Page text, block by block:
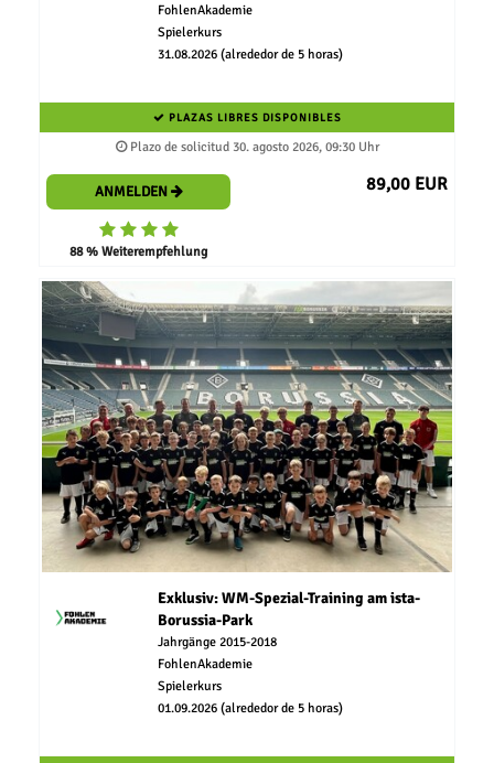
FohlenAkademie
Spielerkurs
31.08.2026 (alrededor de 5 horas)
PLAZAS LIBRES DISPONIBLES
Plazo de solicitud 30. agosto 2026, 09:30 Uhr
ANMELDEN
88 % Weiterempfehlung
89,00 EUR
Exklusiv: WM-Spezial-Training am ista-
Borussia-Park
Jahrgänge 2015-2018
FohlenAkademie
Spielerkurs
01.09.2026 (alrededor de 5 horas)